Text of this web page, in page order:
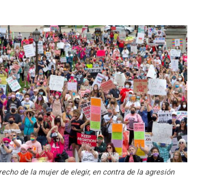
de la mujer de elegir, en contra de la agresión